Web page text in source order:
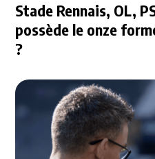
Stade Rennais, OL,
possède le onze
?